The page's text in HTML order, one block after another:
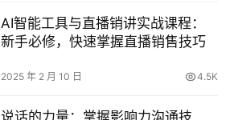
AI智能工具与直播销讲实战课程：
新手必修，快速掌握直播销售技巧
2025 年 2 月 10 日 4.5K